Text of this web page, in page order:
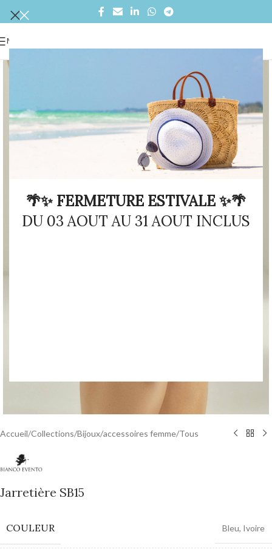
🌴✨ FERMETURE ESTIVALE ✨🌴
DU 03 AOUT AU 31 AOUT INCLUS
MENU
Accueil/Collections/Bijoux/accessoires femme/Tous
Jarretière SB15
COULEUR Bleu, Ivoire